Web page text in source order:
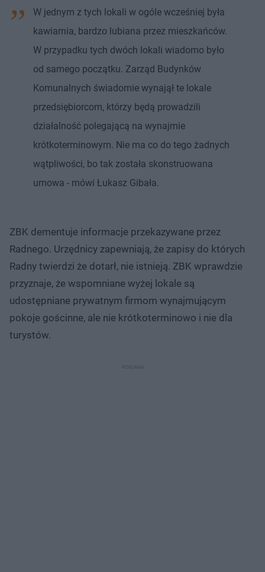
W jednym z tych lokali w ogóle wcześniej była
kawiarnia, bardzo lubiana przez mieszkańców.
W przypadku tych dwóch lokali wiadomo było
od samego początku. Zarząd Budynków
Komunalnych świadomie wynajął te lokale
przedsiębiorcom, którzy będą prowadzili
działalność polegającą na wynajmie
krótkoterminowym. Nie ma co do tego żadnych
wątpliwości, bo tak została skonstruowana
umowa - mówi Łukasz Gibała.
ZBK dementuje informacje przekazywane przez
Radnego. Urzędnicy zapewniają, że zapisy do których
Radny twierdzi że dotarł, nie istnieją. ZBK wprawdzie
przyznaje, że wspomniane wyżej lokale są
udostępniane prywatnym firmom wynajmującym
pokoje gościnne, ale nie krótkoterminowo i nie dla
turystów.